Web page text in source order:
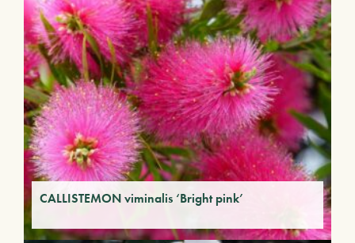
CALLISTEMON viminalis ‘Bright pink’